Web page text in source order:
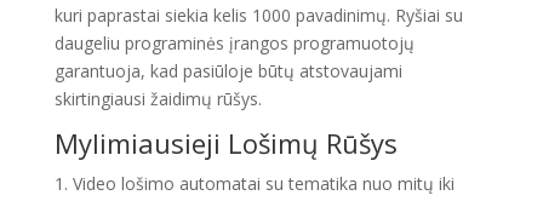
kuri paprastai siekia kelis 1000 pavadinimų. Ryšiai su
daugeliu programinės įrangos programuotojų
garantuoja, kad pasiūloje būtų atstovaujami
skirtingiausi žaidimų rūšys.
Mylimiausieji Lošimų Rūšys
Video lošimo automatai su tematika nuo mitų iki